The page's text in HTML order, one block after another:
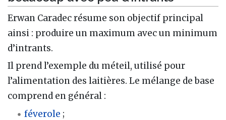
Erwan Caradec résume son objectif principal
ainsi : produire un maximum avec un minimum
d’intrants.
Il prend l’exemple du méteil, utilisé pour
l’alimentation des laitières. Le mélange de base
comprend en général :
féverole ;